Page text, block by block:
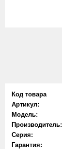
Код товара
Артикул:
Модель:
Производитель:
Серия:
Гарантия: